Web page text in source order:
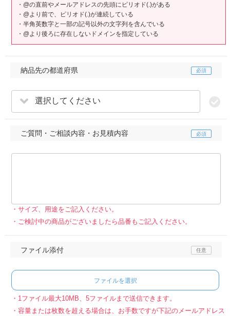
・@の直前やメールアドレスの先頭にピリオド(.)がある
・@より前で、ピリオド(.)が連続している
・半角英数字と一部の記号以外の文字列を含んでいる
・@より後ろに存在しないドメインを指定している
納品先の都道府県
選択してください
ご質問・ご相談内容・お見積内容
サイズ、用途をご記入ください。
ご検討中の商品がございましたら品番もご記入ください。
ファイル添付
ファイルを選択
1ファイル最大10MB、5ファイルまで送信できます。
容量または枚数を超える場合は、お手数ですが下記のメールアドレス